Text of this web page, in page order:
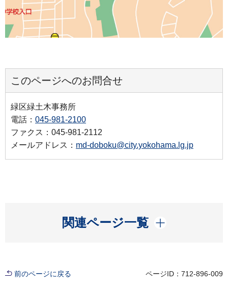
このページへのお問合せ
緑区緑土木事務所
電話： 045-981-2100
ファクス：045-981-2112
メールアドレス： md-doboku@city.yokohama.lg.jp
関連ページ一覧
開く
前のページに戻る ページID：712-896-009